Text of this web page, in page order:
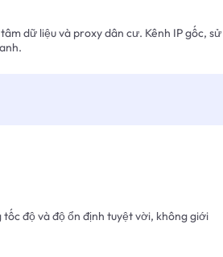
dữ liệu và proxy dân cư. Kênh IP gốc, sử
độ và độ ổn định tuyệt vời, không giới